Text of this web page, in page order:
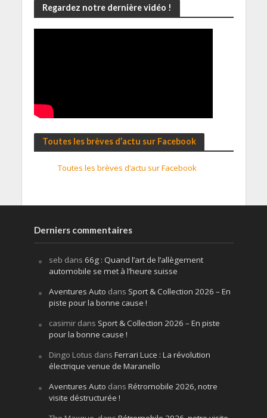
Regardez notre dernière vidéo !
Toutes les brèves d’actu sur Facebook
Toutes les brèves d’actu sur Facebook
Derniers commentaires
seb dans 66g : Quand l’art de l’allègement
automobile se met à l’heure suisse
Aventures Auto dans Sport & Collection 2026 – En
piste pour la bonne cause !
casimirdans Sport & Collection 2026 – En piste
pour la bonne cause !
Dingo Lotus dans Ferrari Luce : La révolution
électrique venue de Maranello
Aventures Auto dans Rétromobile 2026, notre
visite déstructurée !